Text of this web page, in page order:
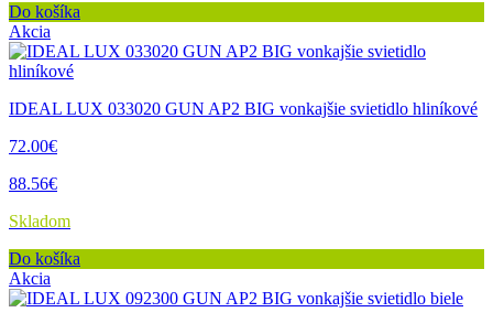
Do košíka
Akcia
IDEAL LUX 033020 GUN AP2 BIG vonkajšie svietidlo hliníkové
72.00€
88.56€
Skladom
Do košíka
Akcia